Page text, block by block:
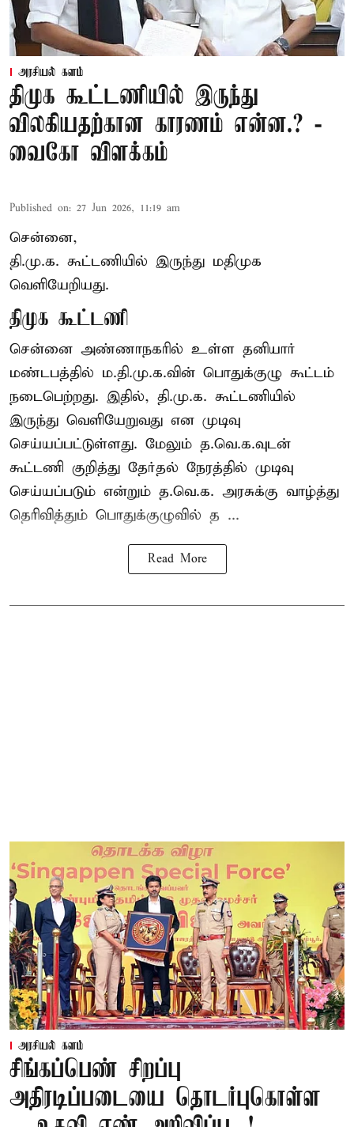
அரசியல் களம்
திமுக கூட்டணியில் இருந்து
விலகியதற்கான காரணம் என்ன.? -
வைகோ விளக்கம்
Published on: 27 Jun 2026, 11:19 am
சென்னை,
தி.மு.க. கூட்டணியில் இருந்து மதிமுக
வெளியேறியது.
திமுக கூட்டணி
சென்னை அண்ணாநகரில் உள்ள தனியார்
மண்டபத்தில் ம.தி.மு.க.வின் பொதுக்குழு கூட்டம்
நடைபெற்றது. இதில், தி.மு.க. கூட்டணியில்
இருந்து வெளியேறுவது என முடிவு
செய்யப்பட்டுள்ளது. மேலும் த.வெ.க.வுடன்
கூட்டணி குறித்து தேர்தல் நேரத்தில் முடிவு
செய்யப்படும் என்றும் த.வெ.க. அரசுக்கு வாழ்த்து
தெரிவித்தும் பொதுக்குழுவில் த ...
Read More
அரசியல் களம்
சிங்கப்பெண் சிறப்பு
அதிரடிப்படையை தொடர்புகொள்ள